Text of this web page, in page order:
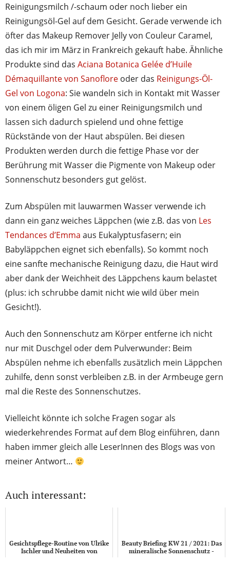
Reinigungsmilch /-schaum oder noch lieber ein
Reinigungsöl-Gel auf dem Gesicht. Gerade verwende ich
öfter das Makeup Remover Jelly von Couleur Caramel,
das ich mir im März in Frankreich gekauft habe. Ähnliche
Produkte sind das Aciana Botanica Gelée d’Huile
Démaquillante von Sanoflore oder das Reinigungs-Öl-
Gel von Logona: Sie wandeln sich in Kontakt mit Wasser
von einem öligen Gel zu einer Reinigungsmilch und
lassen sich dadurch spielend und ohne fettige
Rückstände von der Haut abspülen. Bei diesen
Produkten werden durch die fettige Phase vor der
Berührung mit Wasser die Pigmente von Makeup oder
Sonnenschutz besonders gut gelöst.
Zum Abspülen mit lauwarmen Wasser verwende ich
dann ein ganz weiches Läppchen (wie z.B. das von Les
Tendances d’Emma aus Eukalyptusfasern; ein
Babyläppchen eignet sich ebenfalls). So kommt noch
eine sanfte mechanische Reinigung dazu, die Haut wird
aber dank der Weichheit des Läppchens kaum belastet
(plus: ich schrubbe damit nicht wie wild über mein
Gesicht!).
Auch den Sonnenschutz am Körper entferne ich nicht
nur mit Duschgel oder dem Pulverwunder: Beim
Abspülen nehme ich ebenfalls zusätzlich mein Läppchen
zuhilfe, denn sonst verbleiben z.B. in der Armbeuge gern
mal die Reste des Sonnenschutzes.
Vielleicht könnte ich solche Fragen sogar als
wiederkehrendes Format auf dem Blog einführen, dann
haben immer gleich alle LeserInnen des Blogs was von
meiner Antwort…
Auch interessant:
Gesichtspflege-Routine von Ulrike
Ischler und Neuheiten von
Beauty Briefing KW 21 / 2021: Das
mineralische Sonnenschutz -